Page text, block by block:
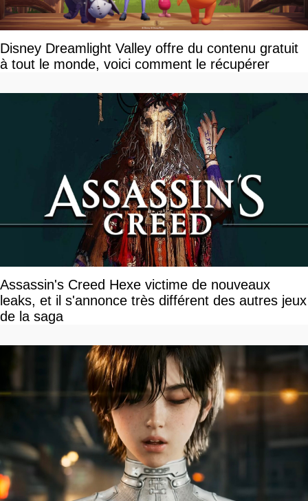
Disney Dreamlight Valley offre du contenu gratuit
à tout le monde, voici comment le récupérer
Assassin's Creed Hexe victime de nouveaux
leaks, et il s'annonce très différent des autres jeux
de la saga